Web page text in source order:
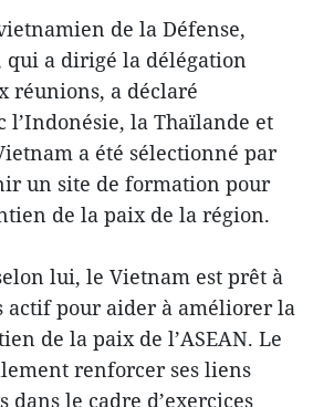
de la Défense,
qui a dirigé la délégation
réunions, a déclaré
l’Indonésie, la Thaïlande et
a été sélectionné par
un site de formation pour
de la paix de la région.
lui, le Vietnam est prêt à
actif pour aider à améliorer la
de la paix de l’ASEAN. Le
renforcer ses liens
dans le cadre d’exercices